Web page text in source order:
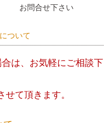
お問合せ下さい
ついて
は、お気軽にご相談下
て頂きます。